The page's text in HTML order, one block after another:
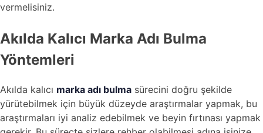
vermelisiniz.
Akılda Kalıcı Marka Adı Bulma
Yöntemleri
Akılda kalıcı marka adı bulma sürecini doğru şekilde
yürütebilmek için büyük düzeyde araştırmalar yapmak, bu
araştırmaları iyi analiz edebilmek ve beyin fırtınası yapmak